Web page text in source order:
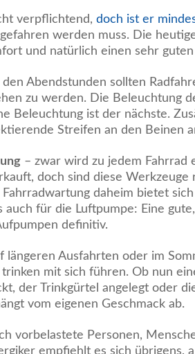
verpflichtend, doch ist er
werden muss. Die
und natürlich einen sehr
den Abendstunden sollten
zu werden. Die Beleuchtung
Beleuchtung ist der nächste.
Streifen an den Beinen
– zwar wird zu jedem Fahrrad
doch sind diese
Fahrradwartung daheim bietet
auch für die Luftpumpe: Eine
definitiv.
längeren Ausfahrten oder im
mit sich führen. Ob nun
der Trinkgürtel angelegt oder
vom eigenen Geschmack ab.
vorbelastete Personen,
empfiehlt es sich übrigens,